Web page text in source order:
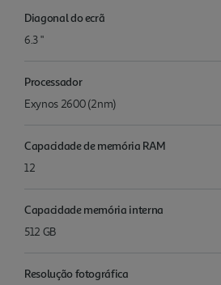
Diagonal do ecrã
6.3 "
Processador
Exynos 2600 (2nm)
Capacidade de memória RAM
12
Capacidade memória interna
512 GB
Resolução fotográfica